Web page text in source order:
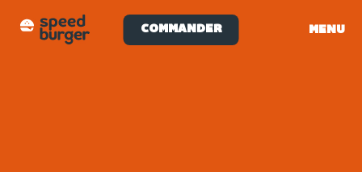
COMMANDER MENU